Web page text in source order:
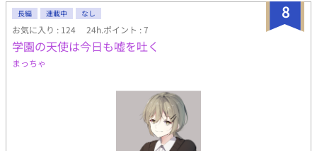
8
長編 連載中 なし
お気に入り : 124 24h.ポイント : 7
学園の天使は今日も嘘を吐く
まっちゃ